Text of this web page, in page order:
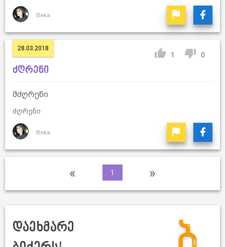
Beka
28.03.2018
1 0
ძღრენი
მძღრენი
ძღრენი
Beka
« 1 »
დაეხმარე